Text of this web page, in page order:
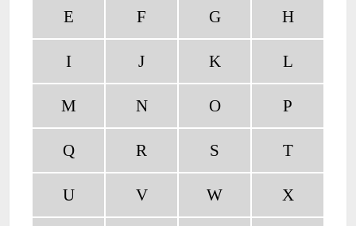
E F G H
I J K L
M N O P
Q R S T
U V W X